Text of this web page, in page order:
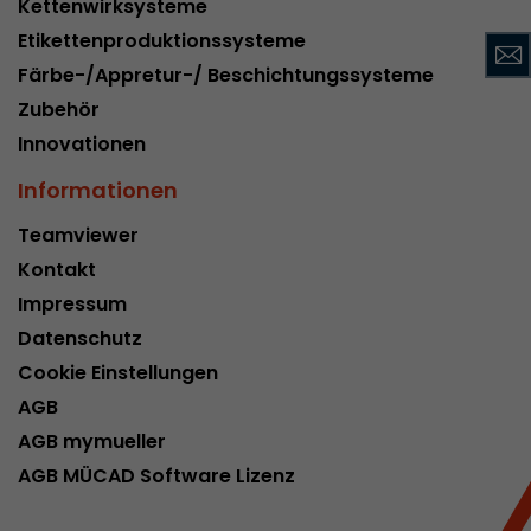
Kettenwirksysteme
Etikettenproduktionssysteme
Färbe-/Appretur-/ Beschichtungssysteme
Zubehör
Innovationen
Informationen
Teamviewer
Kontakt
Impressum
Datenschutz
Cookie Einstellungen
AGB
AGB mymueller
AGB MÜCAD Software Lizenz
__utmc
Provider www.google.com/analytics/
Zweck
Analytics nicht mehr verwendet. Für die
Codes nicht berücksichtigt werden.
Name
Provider www.google.com/analytics/